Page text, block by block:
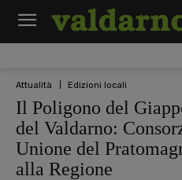
Attualità Edizioni locali
Il Poligono del
del Valdarno:
Unione del
alla Regione